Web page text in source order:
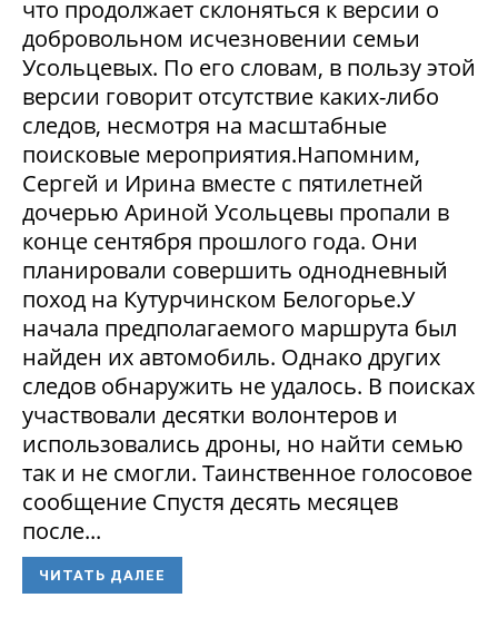
что продолжает склоняться к версии о
добровольном исчезновении семьи
Усольцевых. По его словам, в пользу этой
версии говорит отсутствие каких-либо
следов, несмотря на масштабные
поисковые мероприятия.Напомним,
Сергей и Ирина вместе с пятилетней
дочерью Ариной Усольцевы пропали в
конце сентября прошлого года. Они
планировали совершить однодневный
поход на Кутурчинском Белогорье.У
начала предполагаемого маршрута был
найден их автомобиль. Однако других
следов обнаружить не удалось. В поисках
участвовали десятки волонтеров и
использовались дроны, но найти семью
так и не смогли. Таинственное голосовое
сообщение Спустя десять месяцев
после...
ЧИТАТЬ ДАЛЕЕ